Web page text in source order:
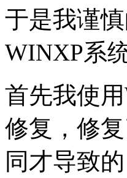
于是我谨
WINXP系
首先我使
修复，修
同才导致